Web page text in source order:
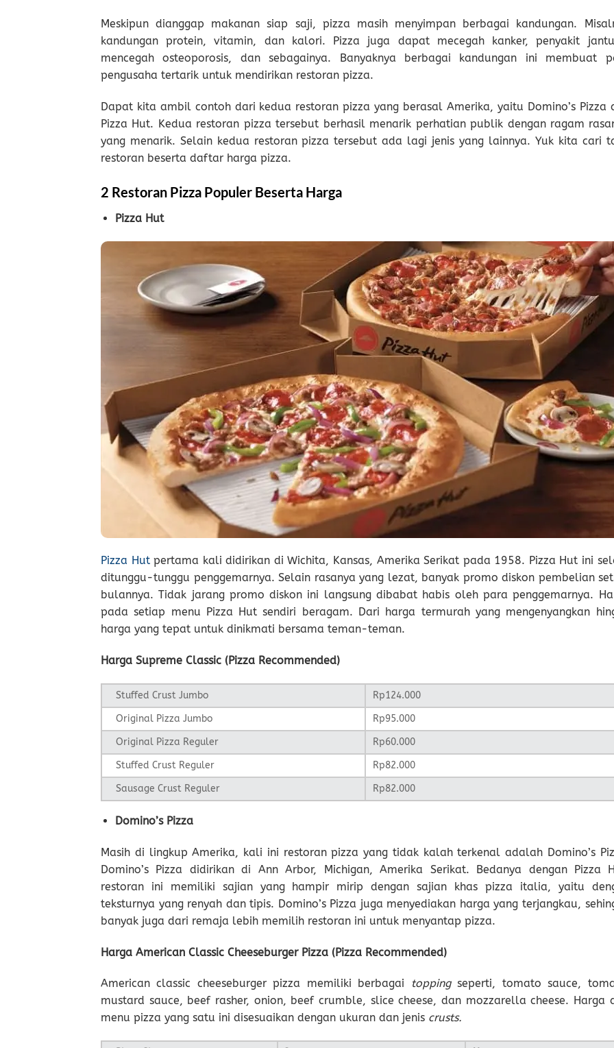
Meskipun dianggap makanan siap saji, pizza masih menyimpan berbagai kandungan.
kandungan protein, vitamin, dan kalori. Pizza juga dapat mecegah kanker, penyakit
mencegah osteoporosis, dan sebagainya. Banyaknya berbagai kandungan ini membuat
pengusaha tertarik untuk mendirikan restoran pizza.
Dapat kita ambil contoh dari kedua restoran pizza yang berasal Amerika, yaitu Domino’s Pizza
Pizza Hut. Kedua restoran pizza tersebut berhasil menarik perhatian publik dengan ragam
yang menarik. Selain kedua restoran pizza tersebut ada lagi jenis yang lainnya. Yuk kita cari
restoran beserta daftar harga pizza.
2 Restoran Pizza Populer Beserta Harga
Pizza Hut
Pizza Hutpertama kali didirikan di Wichita, Kansas, Amerika Serikat pada 1958. Pizza Hut ini
ditunggu-tunggu penggemarnya. Selain rasanya yang lezat, banyak promo diskon pembelian
bulannya. Tidak jarang promo diskon ini langsung dibabat habis oleh para penggemarnya.
pada setiap menu Pizza Hut sendiri beragam. Dari harga termurah yang mengenyangkan
harga yang tepat untuk dinikmati bersama teman-teman.
Harga Supreme Classic (Pizza Recommended)
Stuffed Crust Jumbo
Rp124.000
Original Pizza Jumbo
Rp95.000
Original Pizza Reguler
Rp60.000
Stuffed Crust Reguler
Rp82.000
Sausage Crust Reguler
Rp82.000
Domino’s Pizza
Masih di lingkup Amerika, kali ini restoran pizza yang tidak kalah terkenal adalah Domino’s
Domino’s Pizza didirikan di Ann Arbor, Michigan, Amerika Serikat. Bedanya dengan Pizza
restoran ini memiliki sajian yang hampir mirip dengan sajian khas pizza italia, yaitu
teksturnya yang renyah dan tipis. Domino’s Pizza juga menyediakan harga yang terjangkau,
banyak juga dari remaja lebih memilih restoran ini untuk menyantap pizza.
Harga American Classic Cheeseburger Pizza (Pizza Recommended)
American classic cheeseburger pizza memiliki berbagai toppingseperti, tomato sauce,
mustard sauce, beef rasher, onion, beef crumble, slice cheese, dan mozzarella cheese. Harga
menu pizza yang satu ini disesuaikan dengan ukuran dan jenis crusts.